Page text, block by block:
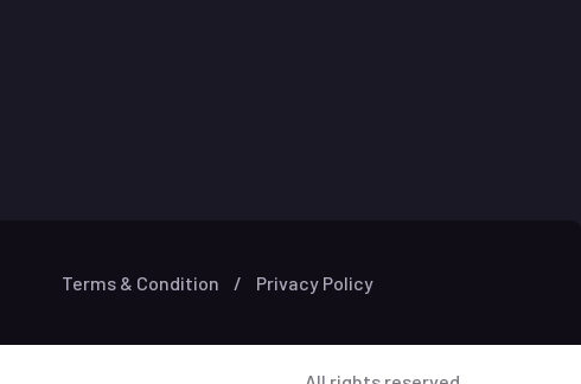
Terms & Condition / Privacy Policy